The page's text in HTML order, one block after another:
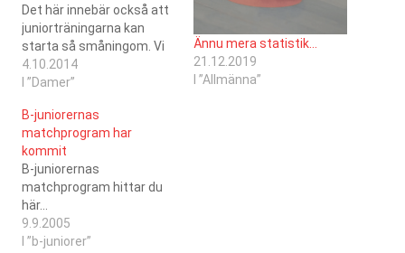
Det här innebär också att
juniorträningarna kan
starta så småningom. Vi
siktar på söndagen den
19.10 eftersom herrarna
På våra sidor hittas det
nypublicerade
matchprogrammet här.
Evenemang skapas också
på föreningens facebook-
grupp och de läggs också
naturligtvis till i
kalendern…
4.10.2014
I ”Damer”
Ännu mera statistik…
21.12.2019
I ”Allmänna”
B-juniorernas
matchprogram har
kommit
B-juniorernas
matchprogram hittar du
här...
9.9.2005
I ”b-juniorer”